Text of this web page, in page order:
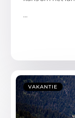
...
VAKANTIE